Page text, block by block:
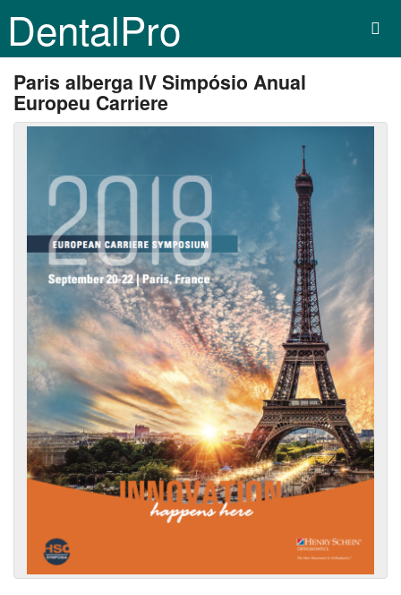
DentalPro
Paris alberga IV Simpósio Anual
Europeu Carriere